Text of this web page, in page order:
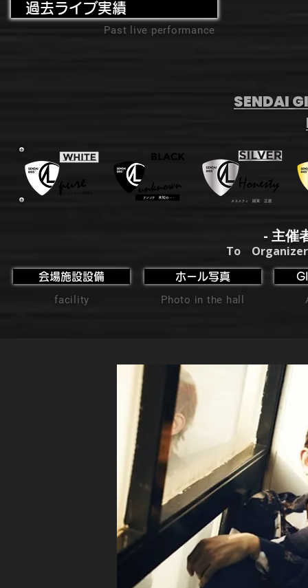
過去ライブ実績
Past live performance
SENDAI
- 主催
To
会場施設設備
facility
ホール写真
Photo in the hall